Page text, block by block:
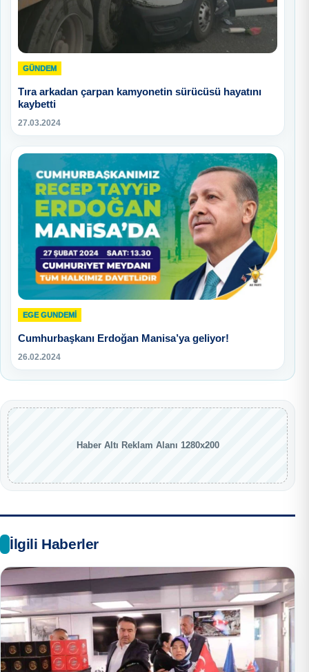
GÜNDEM
Tıra arkadan çarpan kamyonetin sürücüsü hayatını
kaybetti
27.03.2024
EGE GUNDEMİ
Cumhurbaşkanı Erdoğan Manisa’ya geliyor!
26.02.2024
Haber Altı Reklam Alanı 1280x200
İlgili Haberler